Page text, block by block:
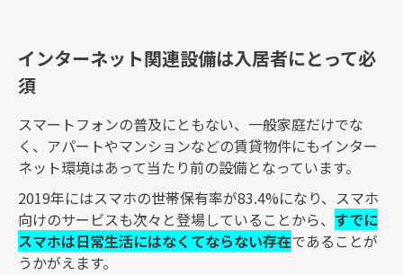
インターネット関連設備は入居者にとって必
須
スマートフォンの普及にともない、一般家庭だけでな
く、アパートやマンションなどの賃貸物件にもインター
ネット環境はあって当たり前の設備となっています。
2019年にはスマホの世帯保有率が83.4%になり、スマホ
向けのサービスも次々と登場していることから、 すでに
スマホは日常生活にはなくてならない存在であることが
うかがえます。